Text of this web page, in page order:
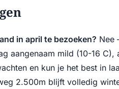
in april te bezoeken? Nee
aangenaam mild (10-16 C),
en kun je het best in
2.500m blijft volledig